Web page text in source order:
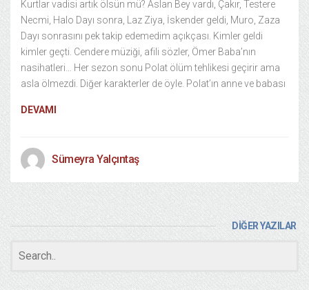
Kurtlar vadisi artık ölsün mü? Aslan Bey vardı, Çakır, Testere
Necmi, Halo Dayı sonra, Laz Ziya, İskender geldi, Muro, Zaza
Dayı sonrasını pek takip edemedim açıkçası. Kimler geldi
kimler geçti. Cendere müziği, afili sözler, Ömer Baba’nın
nasihatleri… Her sezon sonu Polat ölüm tehlikesi geçirir ama
asla ölmezdi. Diğer karakterler de öyle. Polat’ın anne ve babası
DEVAMI
Sümeyra Yalçıntaş
DİĞER YAZILAR